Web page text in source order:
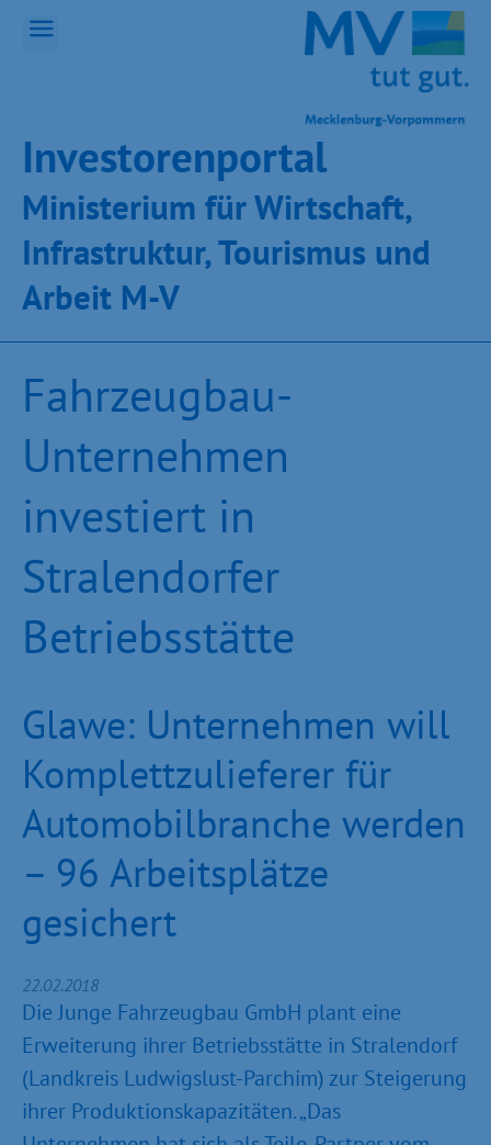
Inves­toren­por­tal
Ministeri­um für Wirt­schaft,
Infra­struk­tur, Tou­ris­mus und
Ar­beit M-V
Fahrzeugbau-
Unternehmen
investiert in
Stralendorfer
Betriebsstätte
Glawe: Unternehmen will
Komplettzulieferer für
Automobilbranche werden
– 96 Arbeitsplätze
gesichert
22.02.2018
Die Junge Fahrzeugbau GmbH plant eine
Erweiterung ihrer Betriebsstätte in Stralendorf
(Landkreis Ludwigslust-Parchim) zur Steigerung
ihrer Produktionskapazitäten. „Das